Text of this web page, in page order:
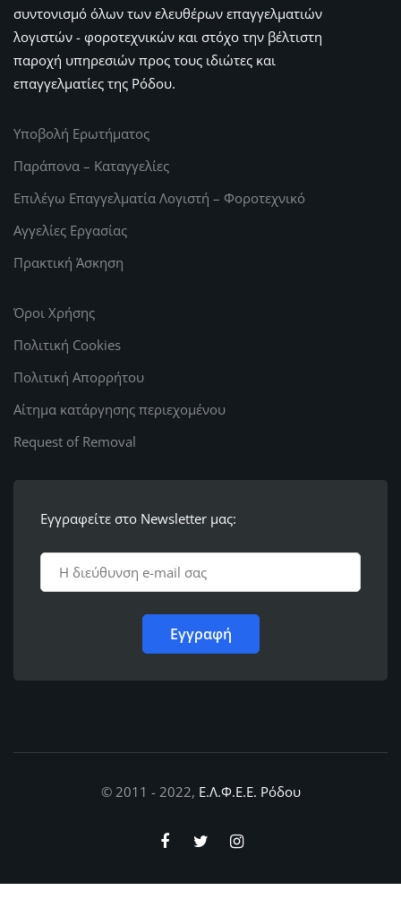
συντονισμό όλων των ελευθέρων επαγγελματιών
λογιστών - φοροτεχνικών και στόχο την βέλτιστη
παροχή υπηρεσιών προς τους ιδιώτες και
επαγγελματίες της Ρόδου.
Υποβολή Ερωτήματος
Παράπονα – Καταγγελίες
Επιλέγω Επαγγελματία Λογιστή – Φοροτεχνικό
Αγγελίες Εργασίας
Πρακτική Άσκηση
Όροι Χρήσης
Πολιτική Cookies
Πολιτική Απορρήτου
Αίτημα κατάργησης περιεχομένου
Request of Removal
Εγγραφείτε στο Newsletter μας:
© 2011 - 2022, Ε.Λ.Φ.Ε.Ε. Ρόδου